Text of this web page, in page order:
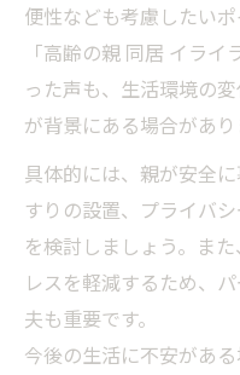
便性なども考慮したいポ
「高齢の親 同居 イラ
った声も、生活環境の
が背景にある場合があり
具体的には、親が安全
すりの設置、プライバ
を検討しましょう。ま
レスを軽減するため、
夫も重要です。
今後の生活に不安があ